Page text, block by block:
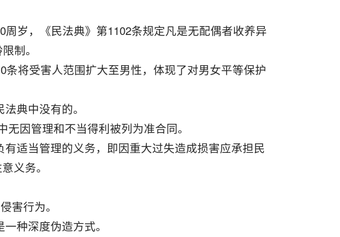
岁，《民法典》第1102条规定凡是无配偶者收养异
制。
将受害人范围扩大至男性，体现了对男女平等保护
典中没有的。
无因管理和不当得利被列为准合同。
适当管理的义务，即因重大过失造成损害应承担民
义务。
害行为。
种深度伪造方式。